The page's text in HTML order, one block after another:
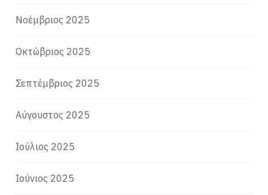
Νοέμβριος 2025
Οκτώβριος 2025
Σεπτέμβριος 2025
Αύγουστος 2025
Ιούλιος 2025
Ιούνιος 2025